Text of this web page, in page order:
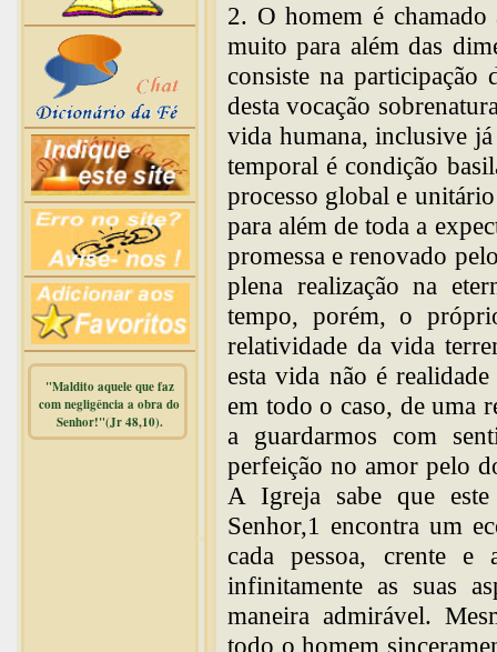
"Maldito aquele que faz
com negligência a obra do
Senhor!"(Jr 48,10).
/home/dicionar/public_html/online.php
2. O homem é
muito para além das
consiste na
desta vocação
vida humana, inclusive
temporal é condição
processo global e
para além de toda a
promessa e renovado
plena realização na
tempo, porém, o
relatividade da vida
esta vida não é
em todo o caso, de uma
a guardarmos com
perfeição no amor pelo
A Igreja sabe que
Senhor,1 encontra um
cada pessoa, crente e
infinitamente as suas
maneira admirável.
todo o homem